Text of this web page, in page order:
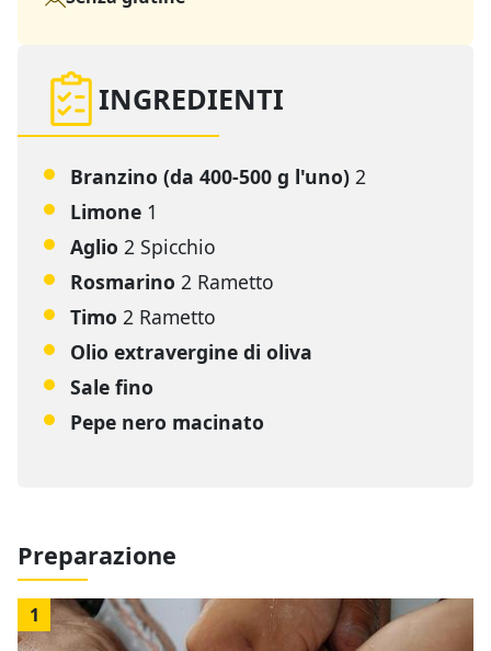
INGREDIENTI
Branzino (da 400-500 g l'uno) 2
Limone 1
Aglio 2 Spicchio
Rosmarino 2 Rametto
Timo 2 Rametto
Olio extravergine di oliva
Sale fino
Pepe nero macinato
Preparazione
1